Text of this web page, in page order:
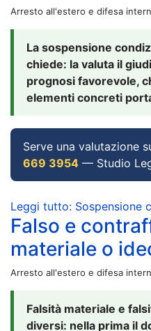
Arresto all'estero e difesa
La sospensione
chiede: la valuta il
prognosi favorevole,
elementi concreti
Serve una valutazione
669 3954 — Studio
Leggi tutto: Sospensione
Falso e
materiale o
Arresto all'estero e difesa
Falsità materiale e
diversi: nella prima il